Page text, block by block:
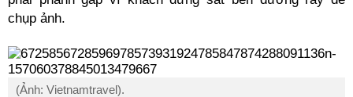
chụp ảnh.
(Ảnh: Vietnamtravel).